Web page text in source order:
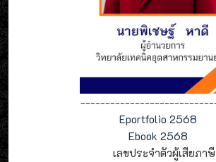
Eportfolio 2568
Ebook 2568
เลขประจำตัวผู้เสียภาษี